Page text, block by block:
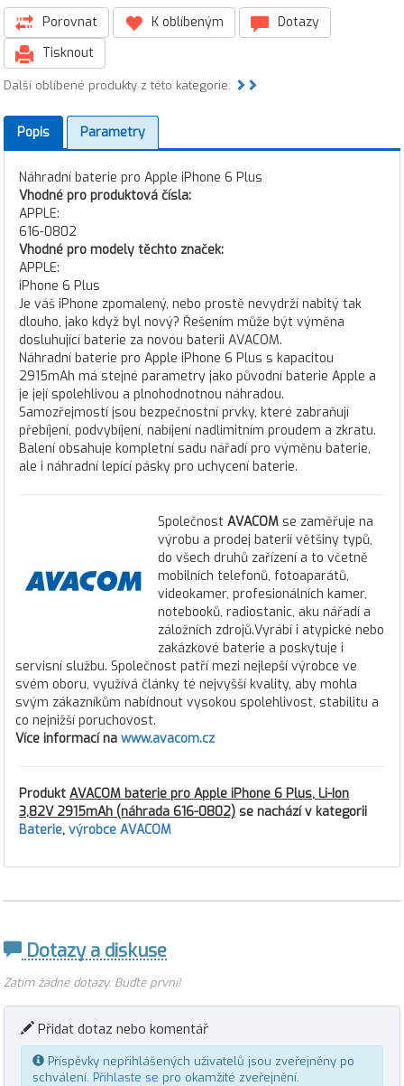
Porovnat K oblíbeným
Dotazy
Tisknout
Další oblíbené produkty z této kategorie:
Popis Parametry
Náhradní baterie pro Apple iPhone 6 Plus
Vhodné pro produktová čísla:
APPLE:
616-0802
Vhodné pro modely těchto značek:
APPLE:
iPhone 6 Plus
Je váš iPhone zpomalený, nebo prostě nevydrží nabitý tak
dlouho, jako když byl nový? Řešením může být výměna
dosluhující baterie za novou baterii AVACOM.
Náhradní baterie pro Apple iPhone 6 Plus s kapacitou
2915mAh má stejné parametry jako původní baterie Apple a
je její spolehlivou a plnohodnotnou náhradou.
Samozřejmostí jsou bezpečnostní prvky, které zabraňují
přebíjení, podvybíjení, nabíjení nadlimitním proudem a zkratu.
Balení obsahuje kompletní sadu nářadí pro výměnu baterie,
ale i náhradní lepící pásky pro uchycení baterie.
Společnost AVACOM se zaměřuje na
výrobu a prodej baterií většiny typů,
do všech druhů zařízení a to včetně
mobilních telefonů, fotoaparátů,
videokamer, profesionálních kamer,
notebooků, radiostanic, aku nářadí a
záložních zdrojů.Vyrábí i atypické nebo
zakázkové baterie a poskytuje i
servisní službu. Společnost patří mezi nejlepší výrobce ve
svém oboru, využívá články té nejvyšší kvality, aby mohla
svým zákazníkům nabídnout vysokou spolehlivost, stabilitu a
co nejnižší poruchovost.
Více informací na www.avacom.cz
Produkt AVACOM baterie pro Apple iPhone 6 Plus, Li-Ion
3,82V 2915mAh (náhrada 616-0802) se nachází v kategorii
Baterie, výrobce AVACOM
Dotazy a diskuse
Zatím žádné dotazy. Buďte první!
Přidat dotaz nebo komentář
Příspěvky nepřihlášených uživatelů jsou zveřejněny po
schválení. Přihlaste se pro okamžité zveřejnění.